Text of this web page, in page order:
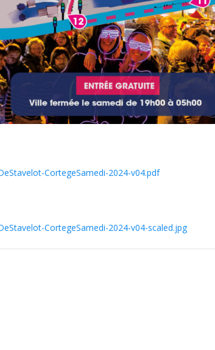
CortegeSamedi-2024-v04.pdf
CortegeSamedi-2024-v04-scaled.jpg